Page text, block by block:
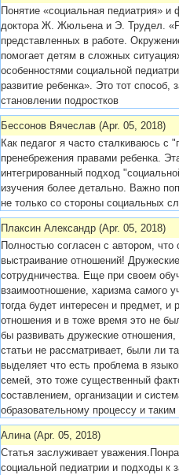
Понятие «социальная педиатрия»
доктора Ж. Жюльена и Э. Трудел.
представленных в работе.
помогает детям в сложных
особенностями социальной
развитие ребенка». Это тот способ,
становлении подростков
Бессонов Вячеслав (Apr. 05, 2018)
Как педагог я часто сталкиваюсь с
пренебрежения правами ребенка.
интегрированный подход
изучения более детально. Важно
не только со стороны социальных
Плаксин Александр (Apr. 05, 2018)
Полностью согласен с автором,
выстраивание отношений!
сотрудничества. Еще при своем
взаимоотношение, харизма самого
тогда будет интересен и предмет, и
отношения и в тоже время это не
бы развивать дружеские
статьи не рассматривает, были ли
выделяет что есть проблема в
семей, это тоже существенный
составлением, организации и
образовательному процессу и
Алина (Apr. 05, 2018)
Статья заслуживает
социальной педиатрии и подходы к